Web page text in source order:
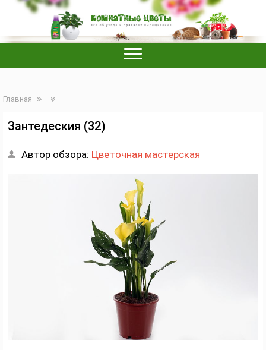
Главная
Зантедеския (32)
Автор обзора: Цветочная мастерская